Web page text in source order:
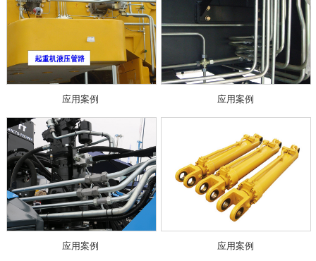
应用案例 应用案例
应用案例 应用案例